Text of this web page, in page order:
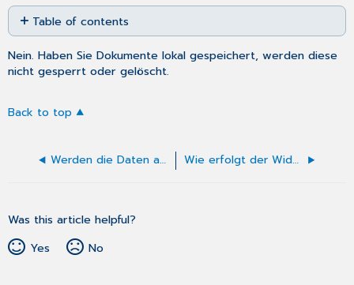
Save
as
PDF
Table of contents
No
headers
Nein. Haben Sie Dokumente lokal gespeichert, werden diese
nicht gesperrt oder gelöscht.
Back to top
Werden die Daten aus der ePA für alle bei einem Kassenwechsel migriert? Wie erfolgt der Widerspruch?
Was this article helpful?
Yes
No